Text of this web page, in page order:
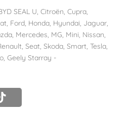
SEAL U,Citroën,Cupra,
, Ford, Honda, Hyundai, Jaguar,
, Mercedes, MG, Mini, Nissan,
,Seat,Skoda,Smart,Tesla,
,Geely Starray -